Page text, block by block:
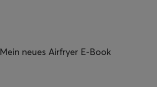
Mein neues Airfryer E-Book